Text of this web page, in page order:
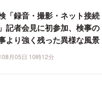
「録音・撮影・ネット接続
記者会見に初参加、検事の
より強く残った異様な風景
08月05日 10時12分